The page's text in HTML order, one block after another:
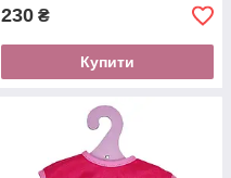
230 ₴
Купити